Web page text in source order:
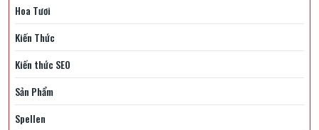
Hoa Tươi
Kiến Thức
Kiến thức SEO
Sản Phẩm
Spellen